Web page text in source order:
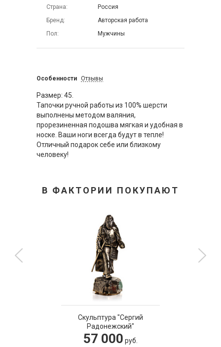
Страна
Россия
Бренд
Авторская работа
Пол
Мужчины
Особенности Отзывы
Размер: 45.
Тапочки ручной работы из 100% шерсти
выполнены методом валяния,
прорезиненная подошва мягкая и удобная в
носке. Ваши ноги всегда будут в тепле!
Отличный подарок себе или близкому
человеку!
В ФАКТОРИИ ПОКУПАЮТ
Скульптура "Сергий
Радонежский"
57 000 руб.